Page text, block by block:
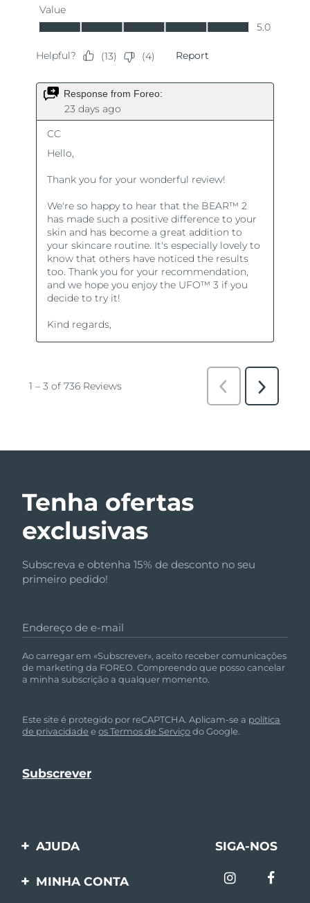
Tenha ofertas
exclusivas
Subscreva e obtenha 15% de desconto no seu
primeiro pedido!
Endereço de e-mail
Ao carregar em «Subscrever», aceito receber comunicações
de marketing da FOREO. Compreendo que posso cancelar
a minha subscrição a qualquer momento.
Este site é protegido por reCAPTCHA. Aplicam-se a política
de privacidade eos Termos de Serviçodo Google.
AJUDA
Entre em contato
SIGA-NOS
MINHA CONTA